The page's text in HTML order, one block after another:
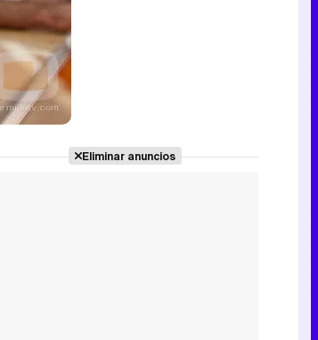
Eliminar anuncios